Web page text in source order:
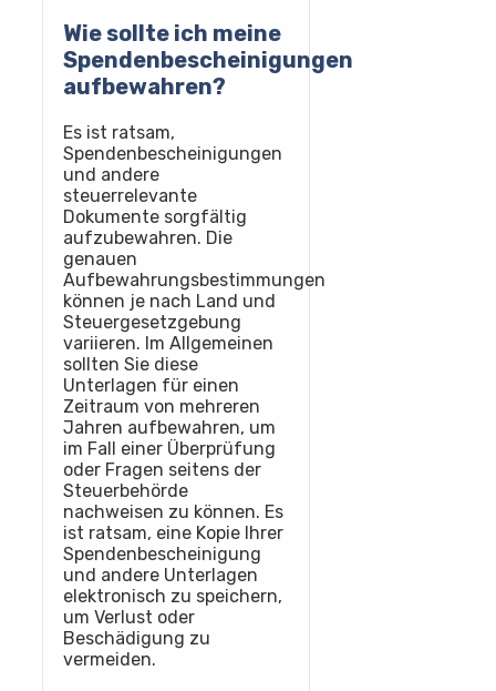
Wie sollte ich meine
Spendenbescheinigungen
aufbewahren?
Es ist ratsam,
Spendenbescheinigungen
und andere
steuerrelevante
Dokumente sorgfältig
aufzubewahren. Die
genauen
Aufbewahrungsbestimmungen
können je nach Land und
Steuergesetzgebung
variieren. Im Allgemeinen
sollten Sie diese
Unterlagen für einen
Zeitraum von mehreren
Jahren aufbewahren, um
im Fall einer Überprüfung
oder Fragen seitens der
Steuerbehörde
nachweisen zu können. Es
ist ratsam, eine Kopie Ihrer
Spendenbescheinigung
und andere Unterlagen
elektronisch zu speichern,
um Verlust oder
Beschädigung zu
vermeiden.